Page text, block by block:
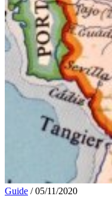
Guide / 05/11/2020